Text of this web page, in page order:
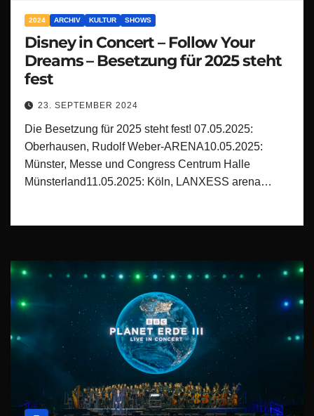
2024 ARCHIV KULTUR SHOWS
Disney in Concert – Follow Your
Dreams – Besetzung für 2025 steht
fest
23. SEPTEMBER 2024
Die Besetzung für 2025 steht fest! 07.05.2025:
Oberhausen, Rudolf Weber-ARENA10.05.2025:
Münster, Messe und Congress Centrum Halle
Münsterland11.05.2025: Köln, LANXESS arena…